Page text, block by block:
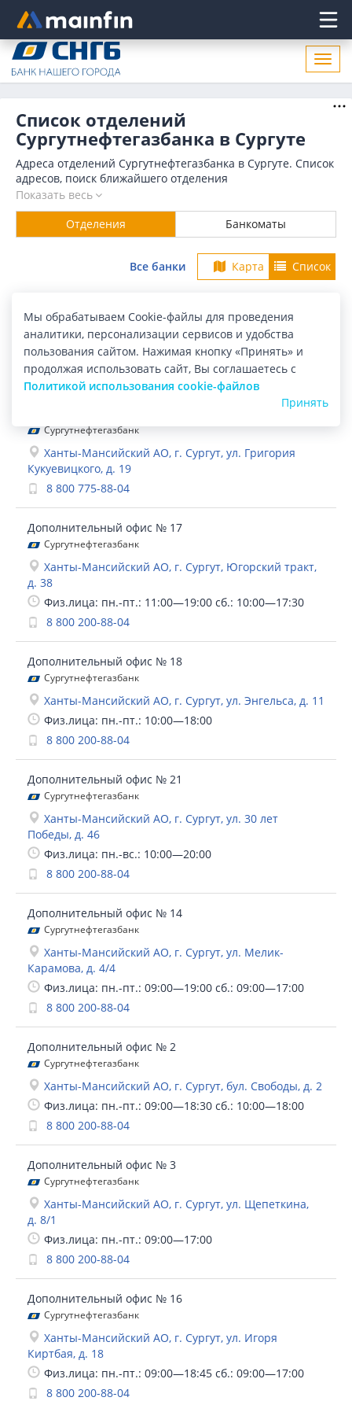
Главное меню
Список отделений
Сургутнефтегазбанка в Сургуте
Адреса отделений Сургутнефтегазбанка в Сургуте. Список
адресов, поиск ближайшего отделения
Сургутнефтегазбанка в Сургуте по адресу, названию.
Часы работы, телефоны, контактные данные.
Показать весь
Отделения
Банкоматы
Все банки Карта Список
Найдено в Сургуте12 отделений
Сургутнефтегазбанк
Ханты-Мансийский АО, г. Сургут, ул. Григория
Кукуевицкого, д. 19
8 800 775-88-04
Дополнительный офис № 17
Сургутнефтегазбанк
Ханты-Мансийский АО, г. Сургут, Югорский тракт,
д. 38
Физ.лица: пн.-пт.: 11:00—19:00 сб.: 10:00—17:30
8 800 200-88-04
Дополнительный офис № 18
Сургутнефтегазбанк
Ханты-Мансийский АО, г. Сургут, ул. Энгельса, д. 11
Физ.лица: пн.-пт.: 10:00—18:00
8 800 200-88-04
Дополнительный офис № 21
Сургутнефтегазбанк
Ханты-Мансийский АО, г. Сургут, ул. 30 лет
Победы, д. 46
Физ.лица: пн.-вс.: 10:00—20:00
8 800 200-88-04
Дополнительный офис № 14
Сургутнефтегазбанк
Ханты-Мансийский АО, г. Сургут, ул. Мелик-
Карамова, д. 4/4
Физ.лица: пн.-пт.: 09:00—19:00 сб.: 09:00—17:00
8 800 200-88-04
Дополнительный офис № 2
Сургутнефтегазбанк
Ханты-Мансийский АО, г. Сургут, бул. Свободы, д. 2
Физ.лица: пн.-пт.: 09:00—18:30 сб.: 10:00—18:00
8 800 200-88-04
Дополнительный офис № 3
Сургутнефтегазбанк
Ханты-Мансийский АО, г. Сургут, ул. Щепеткина,
д. 8/1
Физ.лица: пн.-пт.: 09:00—17:00
8 800 200-88-04
Дополнительный офис № 16
Сургутнефтегазбанк
Ханты-Мансийский АО, г. Сургут, ул. Игоря
Киртбая, д. 18
Физ.лица: пн.-пт.: 09:00—18:45 сб.: 09:00—17:00
8 800 200-88-04
Мы обрабатываем Cookie-файлы для проведения
аналитики, персонализации сервисов и удобства
пользования сайтом. Нажимая кнопку «Принять» и
продолжая использовать сайт, Вы соглашаетесь с
Политикой использования cookie-файлов
Принять